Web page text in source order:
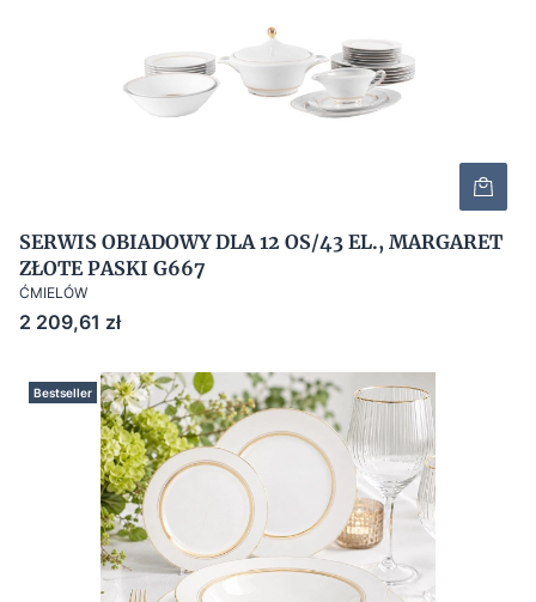
SERWIS OBIADOWY DLA 12 OS/43 EL., MARGARET
ZŁOTE PASKI G667
ĆMIELÓW
Cena
2 209,61 zł
Bestseller